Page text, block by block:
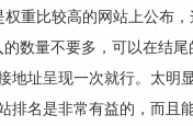
重比较高的网站上公布
数量不要多，可以在结尾
址呈现一次就行。太明
名是非常有益的，而且